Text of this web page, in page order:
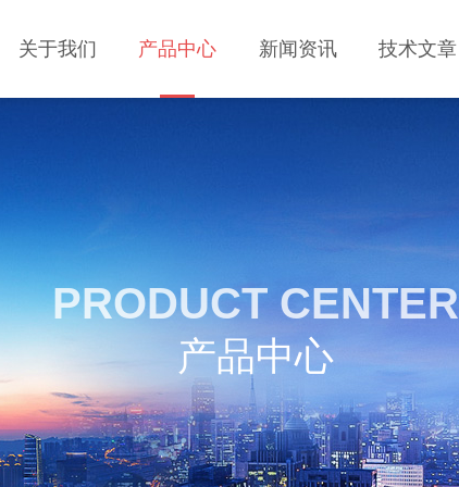
关于我们 产品中心 新闻资讯 技术文章
PRODUCT CENTER
产品中心